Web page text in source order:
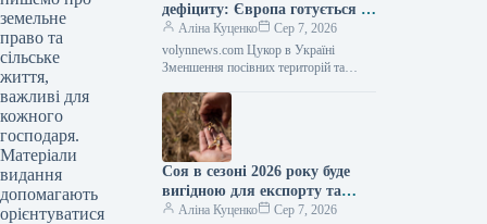
земельне
право та
сільське
життя,
важливі для
кожного
господаря.
Матеріали
видання
допомагають
орієнтуватися
дефіциту: Європа готується до
найгіршого врожаю за
десятиліття — АГРОПОЛІТ
Аліна Куценко
Сер 7, 2026
volynnews.com Цукор в Україні
Зменшення посівних територій та
до мінімального за останнє десятиліття
виробництва цукру в…
Соя в сезоні 2026 року буде
вигідною для експорту та
прибутковою.
Аліна Куценко
Сер 7, 2026